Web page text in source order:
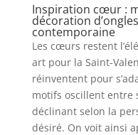
Inspiration cœur :
décoration
contemporaine
Les cœurs restent
art pour la Saint-
réinventent pour
motifs oscillent entre
déclinant selon la
désiré. On voit ainsi